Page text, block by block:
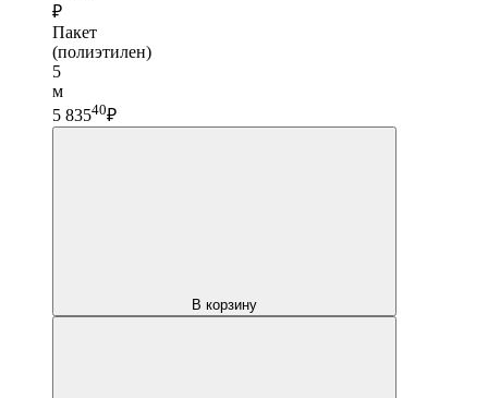
₽
Пакет
(полиэтилен)
5
м
5 83540₽
В корзину